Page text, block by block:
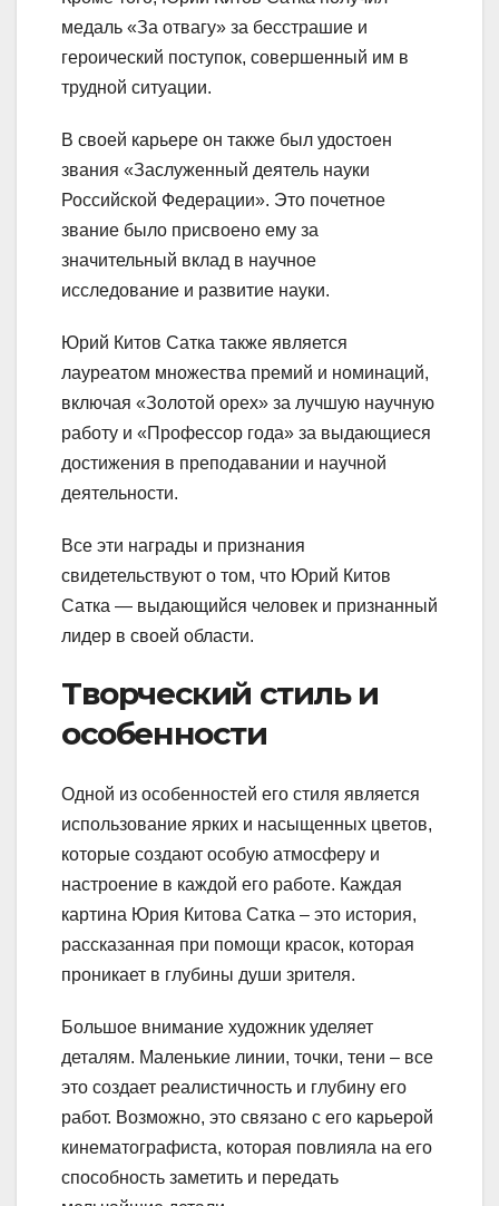
медаль «За отвагу» за бесстрашие и
героический поступок, совершенный им в
трудной ситуации.
В своей карьере он также был удостоен
звания «Заслуженный деятель науки
Российской Федерации». Это почетное
звание было присвоено ему за
значительный вклад в научное
исследование и развитие науки.
Юрий Китов Сатка также является
лауреатом множества премий и номинаций,
включая «Золотой орех» за лучшую научную
работу и «Профессор года» за выдающиеся
достижения в преподавании и научной
деятельности.
Все эти награды и признания
свидетельствуют о том, что Юрий Китов
Сатка — выдающийся человек и признанный
лидер в своей области.
Творческий стиль и
особенности
Одной из особенностей его стиля является
использование ярких и насыщенных цветов,
которые создают особую атмосферу и
настроение в каждой его работе. Каждая
картина Юрия Китова Сатка – это история,
рассказанная при помощи красок, которая
проникает в глубины души зрителя.
Большое внимание художник уделяет
деталям. Маленькие линии, точки, тени – все
это создает реалистичность и глубину его
работ. Возможно, это связано с его карьерой
кинематографиста, которая повлияла на его
способность заметить и передать